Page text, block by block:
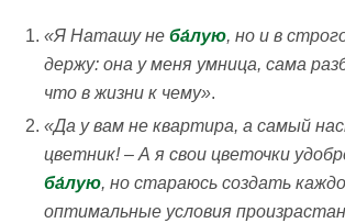
«Я Наташу неба́лую, но и в
держу: она у меня умница, сама
что в жизни к чему».
«Да у вам не квартира, а самый
цветник! – А я свои цветочки
ба́лую, но стараюсь создать
оптимальные условия